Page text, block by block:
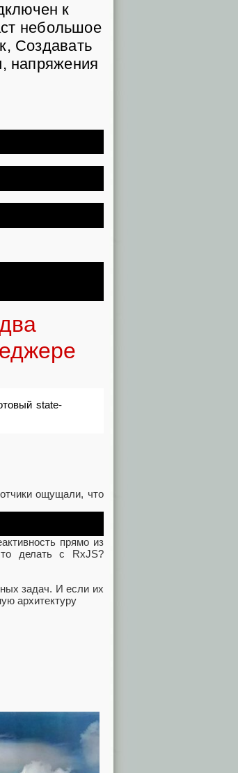
к
небольшое
Создавать
напряжения
state-
ощущали, что
прямо из
делать с RxJS?
задач. И если их
архитектуру